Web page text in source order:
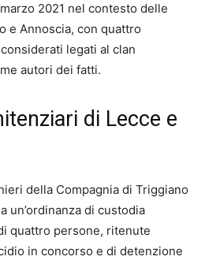
2021 nel contesto delle
e Annoscia, con quattro
legati al clan
autori dei fatti.
di Lecce e
della Compagnia di Triggiano
un’ordinanza di custodia
quattro persone, ritenute
in concorso e di detenzione